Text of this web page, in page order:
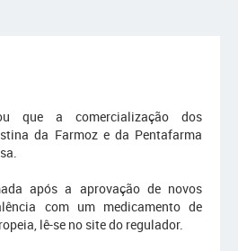
que a comercialização dos
da Farmoz e da Pentafarma
após a aprovação de novos
com um medicamento de
lê-se no site do regulador.